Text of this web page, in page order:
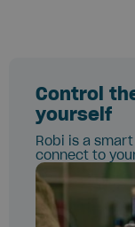
Control
yourself
Robi is a
connect to